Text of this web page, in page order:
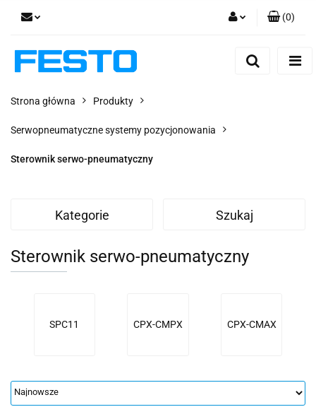
(0)
Strona główna Produkty
Serwopneumatyczne systemy pozycjonowania
Sterownik serwo-pneumatyczny
Kategorie Szukaj
Sterownik serwo-pneumatyczny
SPC11 CPX-CMPX CPX-CMAX